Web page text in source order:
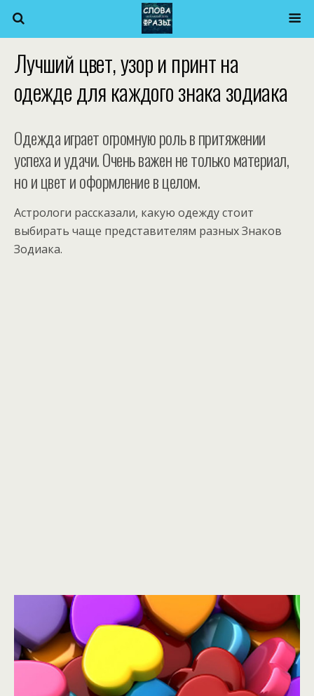
Лучший цвет, узор и принт на
одежде для каждого знака зодиака
Одежда играет огромную роль в притяжении
успеха и удачи. Очень важен не только материал,
но и цвет и оформление в целом.
Астрологи рассказали, какую одежду стоит
выбирать чаще представителям разных Знаков
Зодиака.